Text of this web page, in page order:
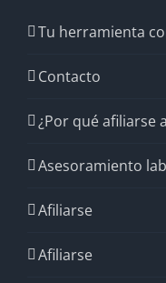
Tu herramienta
Contacto
¿Por qué afiliarse
Asesoramiento
Afiliarse
Afiliarse